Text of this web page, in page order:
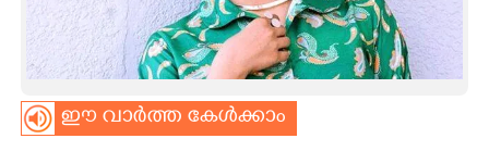
ART
ASTRO
ഈ വാർത്ത കേൾക്കാം